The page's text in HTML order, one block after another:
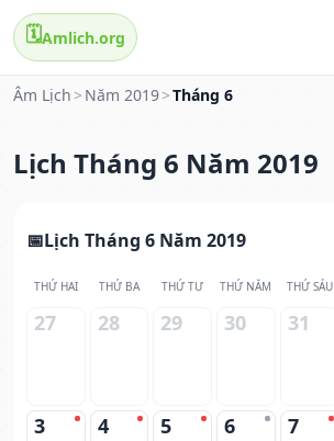
🗓️Amlich.org
Âm Lịch > Năm 2019>Tháng 6
Lịch Tháng 6 Năm 2019
Lịch Tháng 6 Năm 2019
THỨ HAI THỨ BA THỨ TƯ THỨ NĂM THỨ SÁU
27 28 29 30 31
3 4 5 6 7